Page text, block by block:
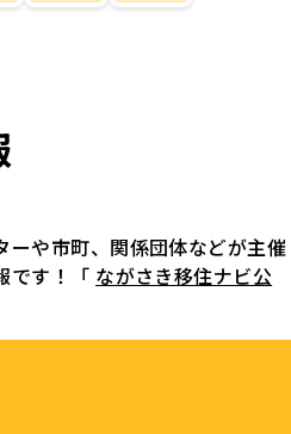
ーや市町、関係団体などが主催
です！「 ながさき移住ナビ公